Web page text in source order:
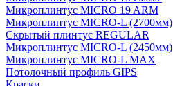
Микроплинтус MICRO 19 ARM
Микроплинтус MICRO-L (2700мм)
Скрытый плинтус REGULAR
Микроплинтус MICRO-L (2450мм)
Микроплинтус MICRO-L MAX
Потолочный профиль GIPS